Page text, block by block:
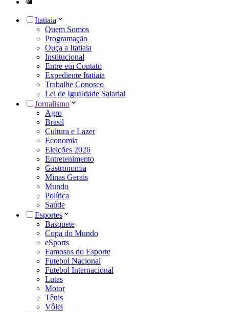
Itatiaia
Quem Somos
Programação
Ouça a Itatiaia
Institucional
Entre em Contato
Expediente Itatiaia
Trabalhe Conosco
Lei de Igualdade Salarial
Jornalismo
Agro
Brasil
Cultura e Lazer
Economia
Eleições 2026
Entretenimento
Gastronomia
Minas Gerais
Mundo
Política
Saúde
Esportes
Basquete
Copa do Mundo
eSports
Famosos do Esporte
Futebol Nacional
Futebol Internacional
Lutas
Motor
Tênis
Vôlei